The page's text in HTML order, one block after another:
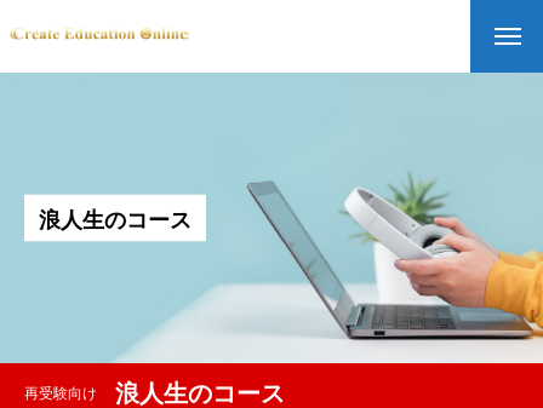
浪 人生のコース
再受験向け 浪人生のコース